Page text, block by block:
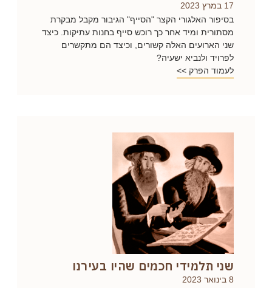
17 במרץ 2023
בסיפור האלגורי הקצר "הסייף" הגיבור מקבל מבקרת
מסתורית ומיד אחר כך רוכש סייף בחנות עתיקות. כיצד
שני הארועים האלה קשורים, וכיצד הם מתקשרים
לפרויד ולנביא ישעיה?
לעמוד הפרק >>
שני תלמידי חכמים שהיו בעירנו
8 בינואר 2023